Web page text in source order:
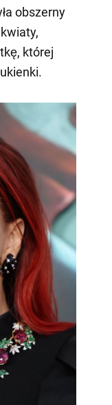
obszerny
której